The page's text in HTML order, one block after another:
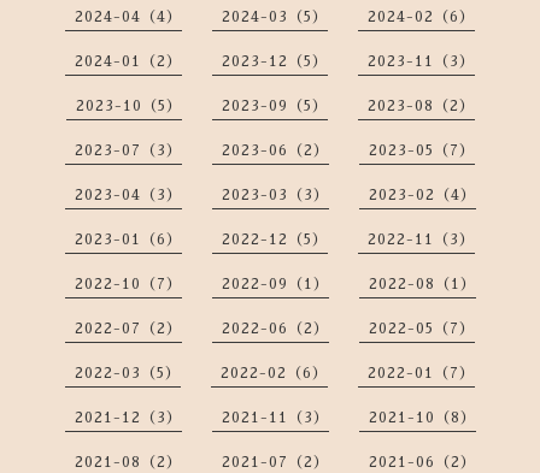
2024-04（4） 2024-03（5） 2024-02（6）
2024-01（2） 2023-12（5） 2023-11（3）
2023-10（5） 2023-09（5） 2023-08（2）
2023-07（3） 2023-06（2） 2023-05（7）
2023-04（3） 2023-03（3） 2023-02（4）
2023-01（6） 2022-12（5） 2022-11（3）
2022-10（7） 2022-09（1） 2022-08（1）
2022-07（2） 2022-06（2） 2022-05（7）
2022-03（5） 2022-02（6） 2022-01（7）
2021-12（3） 2021-11（3） 2021-10（8）
2021-08（2） 2021-07（2） 2021-06（2）